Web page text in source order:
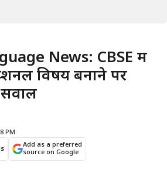
News: CBSE में
विषय बनाने पर
PM
Add as a preferred
source on Google